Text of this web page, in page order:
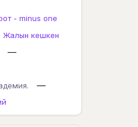
- minus one
Жалын кешкен
—
—